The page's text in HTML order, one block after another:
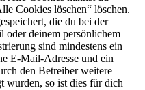
Cookies löschen“ löschen.
die du bei der
oder deinem persönlichem
sind mindestens ein
E-Mail-Adresse und ein
den Betreiber weitere
wurden, so ist dies für dich